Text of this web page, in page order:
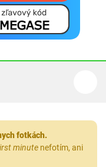
fotkách.
minute nefotím, ani